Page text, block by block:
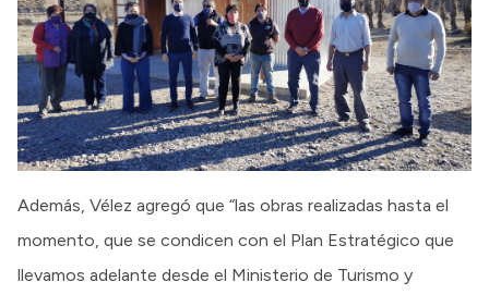
Además, Vélez agregó que “las obras realizadas hasta el
momento, que se condicen con el Plan Estratégico que
llevamos adelante desde el Ministerio de Turismo y